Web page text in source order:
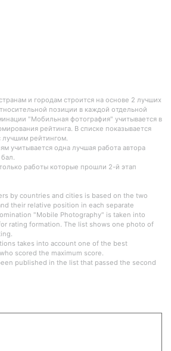
и городам строится на основе 2 лучших
позиции в каждой отдельной
"Мобильная фотография" учитывается в
рейтинга. В списке показывается
лучшим рейтингом.
учитывается одна лучшая работа автора
работы которые прошли 2-й этап
by countries and cities is based on the two
their relative position in each separate
"Mobile Photography" is taken into
rating formation. The list shows one photo of
takes into account one of the best
scored the maximum score.
published in the list that passed the second